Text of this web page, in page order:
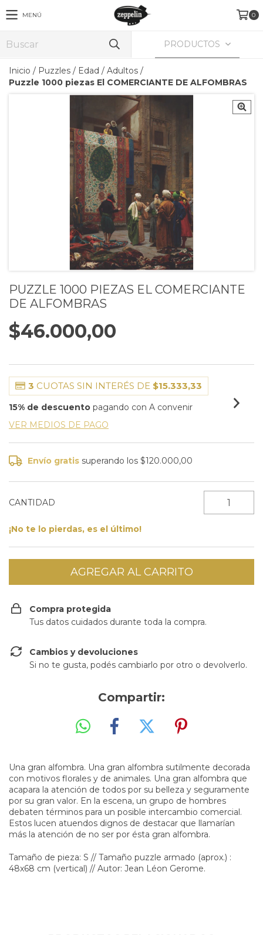
MENÚ 0
PRODUCTOS
Inicio / Puzzles / Edad / Adultos /
Puzzle 1000 piezas El COMERCIANTE DE ALFOMBRAS
PUZZLE 1000 PIEZAS EL COMERCIANTE
DE ALFOMBRAS
$46.000,00
3 CUOTAS SIN INTERÉS DE $15.333,33
15% de descuento pagando con A convenir
VER MEDIOS DE PAGO
Envío gratis superando los$120.000,00
CANTIDAD
¡No te lo pierdas, es el último!
Compra protegida
Tus datos cuidados durante toda la compra.
Cambios y devoluciones
Si no te gusta, podés cambiarlo por otro o devolverlo.
Compartir:
Una gran alfombra. Una gran alfombra sutilmente decorada
con motivos florales y de animales. Una gran alfombra que
acapara la atención de todos por su belleza y seguramente
por su gran valor. En la escena, un grupo de hombres
debaten términos para un posible intercambio comercial.
Estos lucen atuendos dignos de destacar que llamarían
más la atención de no ser por ésta gran alfombra.
Tamaño de pieza: S // Tamaño puzzle armado (aprox.) :
48x68 cm (vertical) // Autor: Jean Léon Gerome.